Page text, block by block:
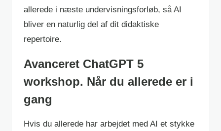
allerede i næste undervisningsforløb, så AI
bliver en naturlig del af dit didaktiske
repertoire.
Avanceret ChatGPT 5
workshop. Når du allerede er i
gang
Hvis du allerede har arbejdet med AI et stykke